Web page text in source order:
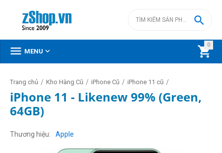
0


 MENU 
Trang chủ / Kho Hàng Cũ / iPhone Cũ / iPhone 11 cũ /
iPhone 11 - Likenew 99% (Green,
64GB)
Thương hiệu Apple